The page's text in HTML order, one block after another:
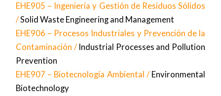
EHE905 – Ingeniería y Gestión de Residuos Sólidos
/Solid Waste Engineering and Management
EHE906 – Procesos Industriales y Prevención de la
Contaminación / Industrial Processes and Pollution
Prevention
EHE907 – Biotecnología Ambiental / Environmental
Biotechnology